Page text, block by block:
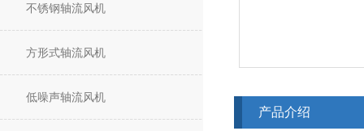
不锈钢轴流风机
方形式轴流风机
低噪声轴流风机
产品介绍